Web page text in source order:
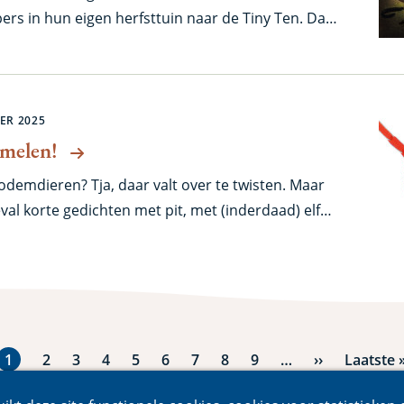
in hun eigen herfsttuin naar de Tiny Ten. Dat
en elf extra bodemdieren. Want er
de grond.
2025
Tja, daar valt over te twisten. Maar
korte gedichten met pit, met (inderdaad) elf
Huidige
1 Pagina
2 Pagina
3 Pagina
4 Pagina
5 Pagina
6 Pagina
7 Pagina
8 Pagina
9 …
Volgende
››
Laatste
Laatste